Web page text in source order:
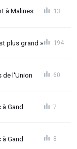
à Malines 13
plus grand » 194
de l'Union 60
Gand 7
Gand 8